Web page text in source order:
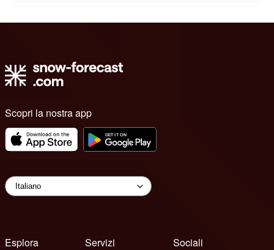
Scopri la nostra app
Esplora
Servizi
Sociali